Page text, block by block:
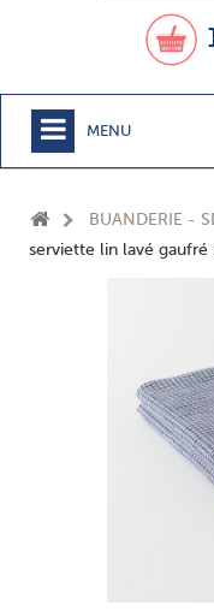
MENU
BUANDERIE -
serviette lin lavé gaufré